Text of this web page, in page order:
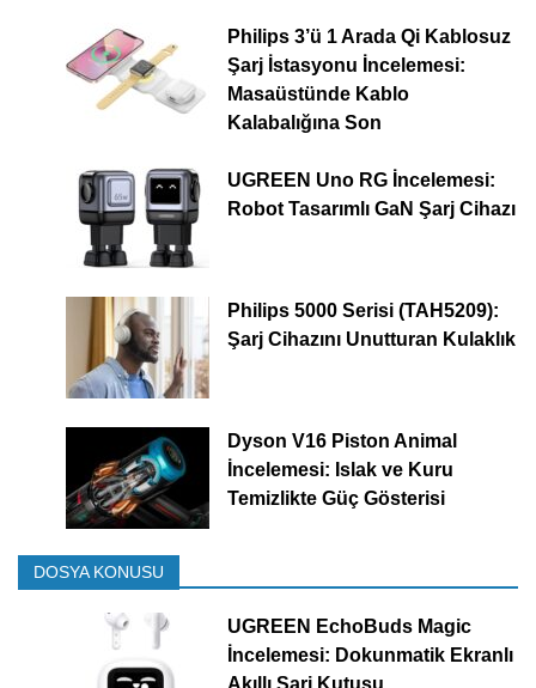
Philips 3’ü 1 Arada Qi Kablosuz
Şarj İstasyonu İncelemesi:
Masaüstünde Kablo
Kalabalığına Son
UGREEN Uno RG İncelemesi:
Robot Tasarımlı GaN Şarj Cihazı
Philips 5000 Serisi (TAH5209):
Şarj Cihazını Unutturan Kulaklık
Dyson V16 Piston Animal
İncelemesi: Islak ve Kuru
Temizlikte Güç Gösterisi
DOSYA KONUSU
UGREEN EchoBuds Magic
İncelemesi: Dokunmatik Ekranlı